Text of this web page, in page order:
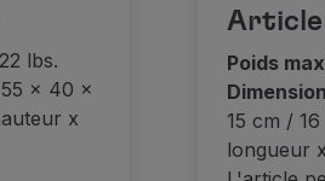
lbs.
55 x 40 x
x
Article
Poids
15 cm /
longueur